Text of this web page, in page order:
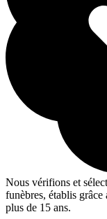
Nous vérifions et
funèbres, établis
plus de 15 ans.